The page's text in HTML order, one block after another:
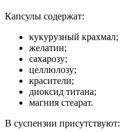
Капсулы содержат:
кукурузный крахмал;
желатин;
сахарозу;
целлюлозу;
красители;
диоксид титана;
магния стеарат.
В суспензии присутствуют: